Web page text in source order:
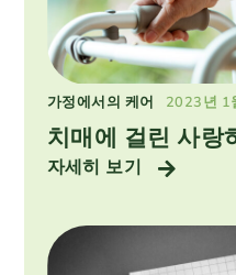
가정에서의 케어 2023년 1
치매에 걸린 사랑
자세히 보기